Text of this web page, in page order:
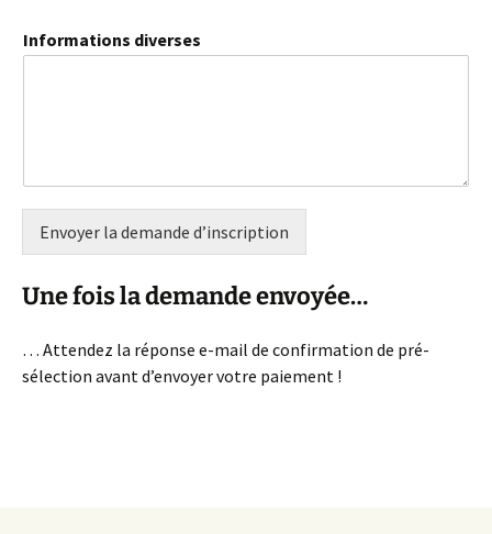
Informations diverses
Envoyer la demande d’inscription
Une fois la demande envoyée…
… Attendez la réponse e-mail de confirmation de pré-
sélection avant d’envoyer votre paiement !